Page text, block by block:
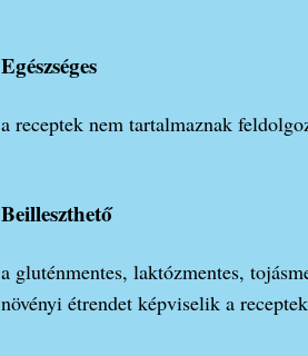
Egészséges
a receptek nem tartalmaznak
Beilleszthető
a gluténmentes, laktózmentes,
növényi étrendet képviselik a